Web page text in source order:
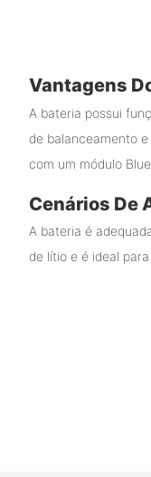
Vantagens
A bateria possui
de balanceamento
com um módulo
Cenários De
A bateria é
de lítio e é ideal